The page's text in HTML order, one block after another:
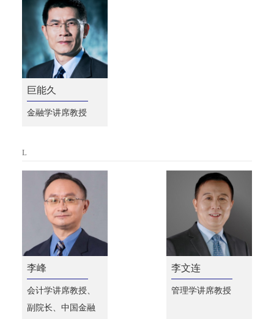
巨能久
金融学讲席教授
L
李峰
会计学讲席教授、
副院长、中国金融
李文连
管理学讲席教授